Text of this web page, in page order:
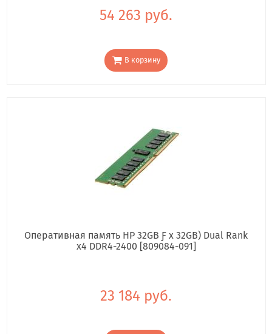
54 263 руб.
В корзину
Оперативная память HP 32GB Ƒ x 32GB) Dual Rank
x4 DDR4-2400 [809084-091]
23 184 руб.